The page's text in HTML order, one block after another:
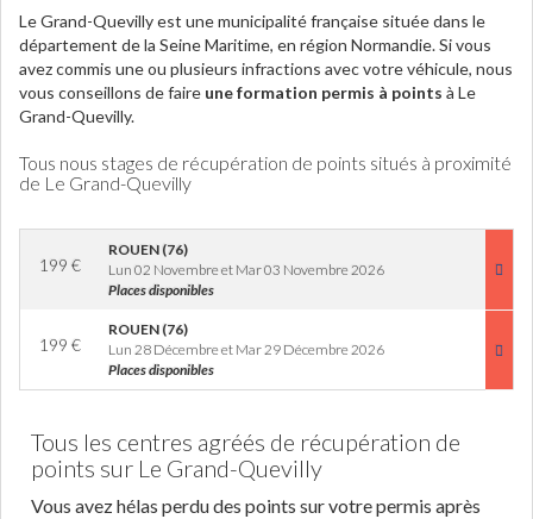
Le Grand-Quevilly est une municipalité française située dans le
département de la Seine Maritime, en région Normandie. Si vous
avez commis une ou plusieurs infractions avec votre véhicule, nous
vous conseillons de faire une formation permis à points à Le
Grand-Quevilly.
Tous nous stages de récupération de points situés à proximité
de Le Grand-Quevilly
199 €
ROUEN (76)
Lun 02 Novembre et Mar 03 Novembre 2026
Places disponibles
199 €
ROUEN (76)
Lun 28 Décembre et Mar 29 Décembre 2026
Places disponibles
Tous les centres agréés de récupération de
points sur Le Grand-Quevilly
Vous avez hélas perdu des points sur votre permis après